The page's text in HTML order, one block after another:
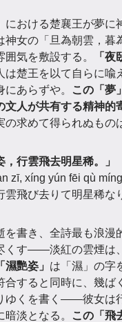
おける楚襄王が夢に
神女の「旦為朝雲，暮
気を敷設する。
「夜
は楚王を以て自らに喩
あらずや。
この「夢
人が共有する精神的
求めて得られぬもの
行雲飛去明星稀。」
zī, xíng yún fēi qù
飛び去りて明星稀な
書き、全詩最も浪漫
くす——淡紅の雲煙は
「濕艷姿」 は「濕」の字
合すると同時に、幾ば
ゆくを書く——彼女は
淡となる。
この「飛